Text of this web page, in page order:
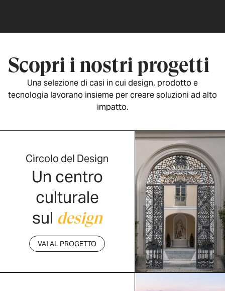
Scopri i nostri progetti
Una selezione di casi in cui design, prodotto e
tecnologia lavorano insieme per creare soluzioni ad alto
impatto.
Circolo del Design
Un centro
culturale
sul design
VAI AL PROGETTO